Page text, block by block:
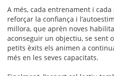
A més, cada entrenament i
reforçar la confiança i
millora, que aprèn noves
aconseguir un objectiu, se sent
petits èxits els animen a
més en les seves capacitats.